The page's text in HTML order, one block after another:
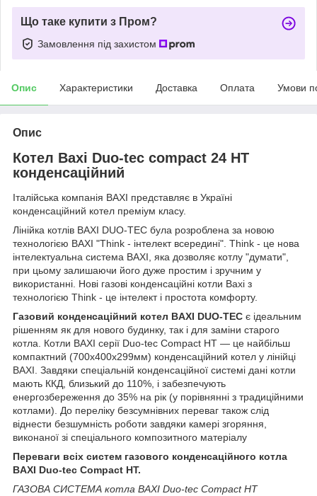
Що таке купити з Пром?
Замовлення під захистом
Опис Характеристики Доставка Оплата Умови
Опис
Котел Baxi Duo-tec compact 24 HT
конденсаційний
Італійська компанія BAXI представляє в Україні
конденсаційний котел преміум класу.
Лінійка котлів BAXI DUO-TEC була розроблена за новою
технологією BAXI "Think - інтелект всередині". Think - це нова
інтелектуальна система BAXI, яка дозволяє котлу "думати",
при цьому залишаючи його дуже простим і зручним у
використанні. Нові газові конденсаційні котли Baxi з
технологією Think - це інтелект і простота комфорту.
Газовий конденсаційний котел BAXI DUO-TEC є ідеальним
рішенням як для нового будинку, так і для заміни старого
котла. Котли BAXI серії Duo-tec Compact HT — це найбільш
компактний (700х400х299мм) конденсаційний котел у лінійці
BAXI. Завдяки спеціальній конденсаційної системі дані котли
мають ККД, близький до 110%, і забезпечують
енергозбереження до 35% на рік (у порівнянні з традиційними
котлами). До переліку безсумнівних переваг також слід
віднести безшумність роботи завдяки камері згоряння,
виконаної зі спеціального композитного матеріалу
Переваги всіх систем газового конденсаційного котла
BAXI Duo-tec Compact HT.
ГАЗОВА СИСТЕМА котла BAXI Duo-tec Compact HT